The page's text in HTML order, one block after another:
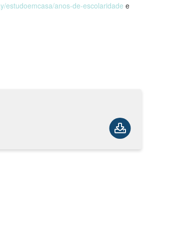
estudoemcasa/anos-de-escolaridade e